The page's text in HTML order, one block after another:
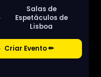
Salas de
Espetáculos de
Lisboa
Criar Evento ✏